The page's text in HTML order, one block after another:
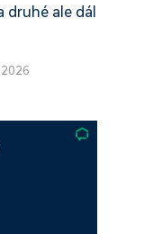
druhé ale dál